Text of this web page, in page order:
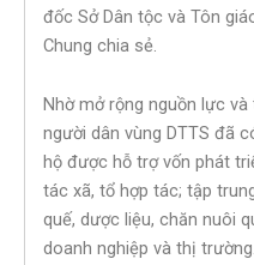
đốc Sở Dân tộc và Tôn
Chung chia sẻ.
Nhờ mở rộng nguồn lực
người dân vùng DTTS đã
hộ được hỗ trợ vốn phát
tác xã, tổ hợp tác; tập
quế, dược liệu, chăn nuôi
doanh nghiệp và thị